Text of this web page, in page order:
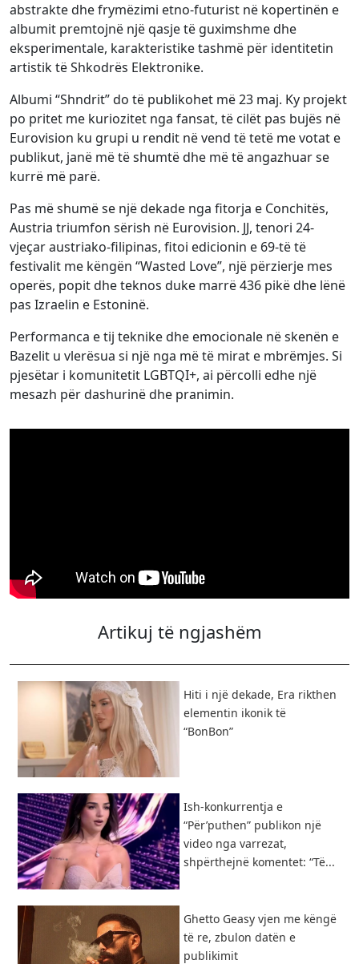
abstrakte dhe frymëzimi etno-futurist në kopertinën e
albumit premtojnë një qasje të guximshme dhe
eksperimentale, karakteristike tashmë për identitetin
artistik të Shkodrës Elektronike.
Albumi “Shndrit” do të publikohet më 23 maj. Ky projekt
po pritet me kuriozitet nga fansat, të cilët pas bujës në
Eurovision ku grupi u rendit në vend të tetë me votat e
publikut, janë më të shumtë dhe më të angazhuar se
kurrë më parë.
Pas më shumë se një dekade nga fitorja e Conchitës,
Austria triumfon sërish në Eurovision. JJ, tenori 24-
vjeçar austriako-filipinas, fitoi edicionin e 69-të të
festivalit me këngën “Wasted Love”, një përzierje mes
operës, popit dhe teknos duke marrë 436 pikë dhe lënë
pas Izraelin e Estoninë.
Performanca e tij teknike dhe emocionale në skenën e
Bazelit u vlerësua si një nga më të mirat e mbrëmjes. Si
pjesëtar i komunitetit LGBTQI+, ai përcolli edhe një
mesazh për dashurinë dhe pranimin.
Artikuj të ngjashëm
Hiti i një dekade, Era rikthen
elementin ikonik të
“BonBon”
Ish-konkurrentja e
“Për’puthen” publikon një
video nga varrezat,
shpërthejnë komentet: “Të...
Ghetto Geasy vjen me këngë
të re, zbulon datën e
publikimit